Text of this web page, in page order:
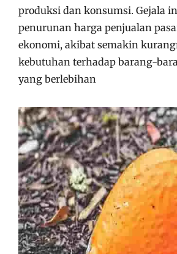
produksi dan konsumsi. Gejala
penurunan harga penjualan
ekonomi, akibat semakin
kebutuhan terhadap barang-
yang berlebihan